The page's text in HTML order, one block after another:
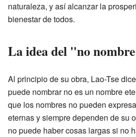
naturaleza, y así alcanzar la
bienestar de todos.
La idea del "no
Al principio de su obra, Lao-Tse
puede nombrar no es un nombre
que los nombres no pueden
eternas y siempre dependen de su
no puede haber cosas largas si no